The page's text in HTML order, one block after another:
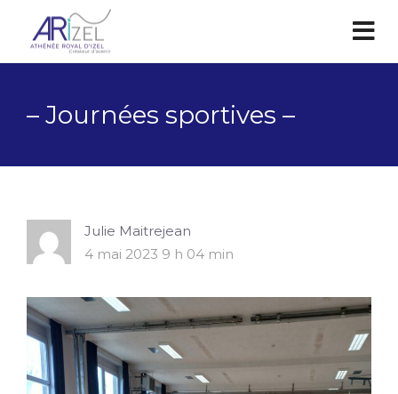
– Journées sportives –
Julie Maitrejean
4 mai 2023 9 h 04 min